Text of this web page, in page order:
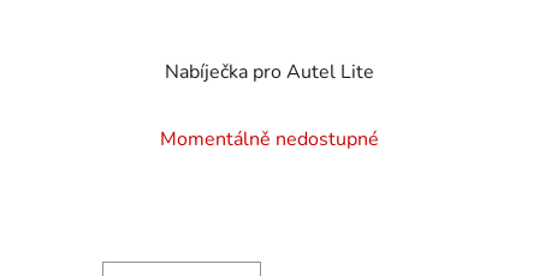
Nabíječka pro Autel Lite
Momentálně nedostupné